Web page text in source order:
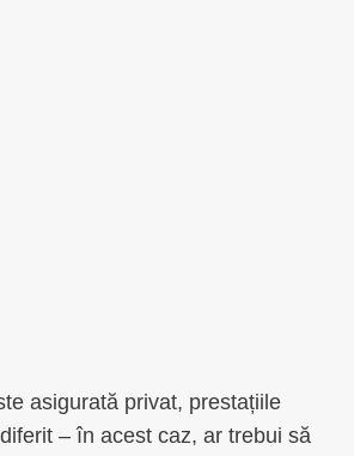
asigurată privat, prestațiile
– în acest caz, ar trebui să